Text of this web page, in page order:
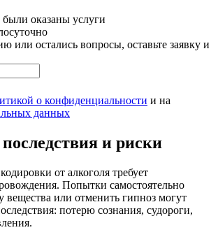
оказаны услуги
или остались вопросы, оставьте заявку и
о конфиденциальности и на
данных
и риски
от алкоголя требует
Попытки самостоятельно
вещества или отменить гипноз могут
потерю сознания, судороги,